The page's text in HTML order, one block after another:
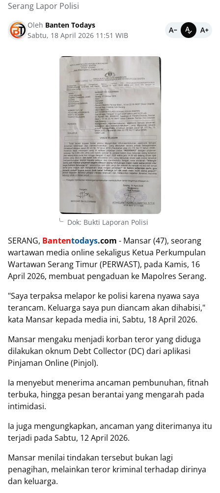
Serang Lapor Polisi
Oleh Banten Todays
Sabtu, 18 April 2026 11:51 WIB
Dok: Bukti Laporan Polisi
SERANG, Bantentodays.com - Mansar (47), seorang
wartawan media online sekaligus Ketua Perkumpulan
Wartawan Serang Timur (PERWAST), pada Kamis, 16
April 2026, membuat pengaduan ke Mapolres Serang.
"Saya terpaksa melapor ke polisi karena nyawa saya
terancam. Keluarga saya pun diancam akan dihabisi,"
kata Mansar kepada media ini, Sabtu, 18 April 2026.
Mansar mengaku menjadi korban teror yang diduga
dilakukan oknum Debt Collector (DC) dari aplikasi
Pinjaman Online (Pinjol).
Ia menyebut menerima ancaman pembunuhan, fitnah
terbuka, hingga pesan berantai yang mengarah pada
intimidasi.
Ia juga mengungkapkan, ancaman yang diterimanya itu
terjadi pada Sabtu, 12 April 2026.
Mansar menilai tindakan tersebut bukan lagi
penagihan, melainkan teror kriminal terhadap dirinya
dan keluarga.